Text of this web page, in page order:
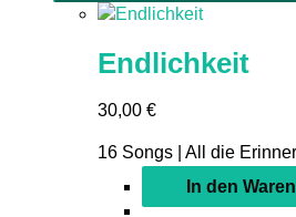
Endlichkeit
30,00 €
16 Songs | All die
In den